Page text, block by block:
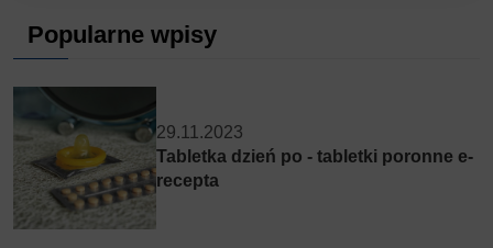
Popularne wpisy
29.11.2023
Tabletka dzień po - tabletki poronne e-
recepta